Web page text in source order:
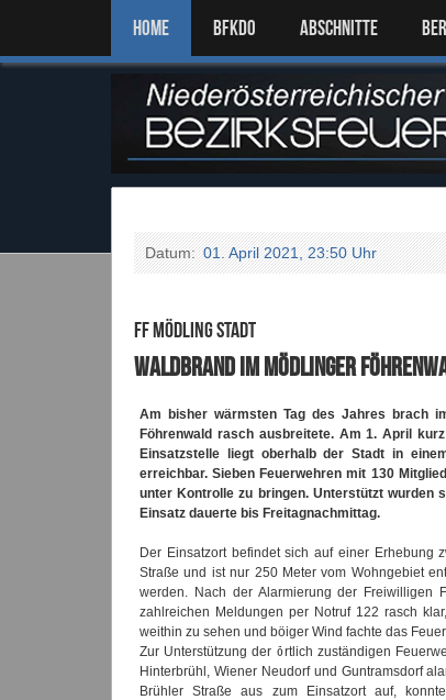
Home BFKDO ABSCHNITTE
Datum:01. April 2021, 23:50 Uhr
FF Mödling Stadt
Waldbrand im Mödlinger
Am bisher wärmsten Tag des Jahres brach
Föhrenwald rasch ausbreitete. Am 1. April
Einsatzstelle liegt oberhalb der Stadt in
erreichbar. Sieben Feuerwehren mit 130
unter Kontrolle zu bringen. Unterstützt wurden
Einsatz dauerte bis Freitagnachmittag.
Der Einsatzort befindet sich auf einer Erhebung
Straße und ist nur 250 Meter vom Wohngebiet
werden. Nach der Alarmierung der Freiwilligen
zahlreichen Meldungen per Notruf 122 rasch
weithin zu sehen und böiger Wind fachte das
Zur Unterstützung der örtlich zuständigen
Hinterbrühl, Wiener Neudorf und Guntramsdorf
Brühler Straße aus zum Einsatzort auf,